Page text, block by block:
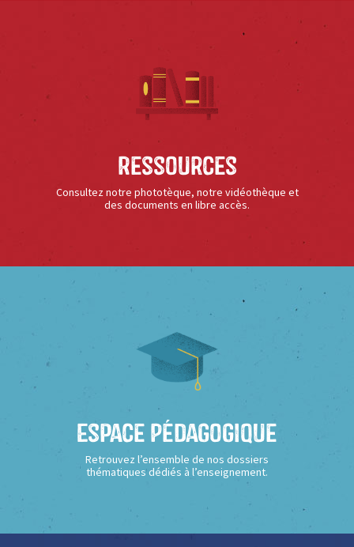
Ressources
Consultez notre phototèque, notre vidéothèque et
des documents en libre accès.
Espace Pédagogique
Retrouvez l’ensemble de nos dossiers
thématiques dédiés à l’enseignement.